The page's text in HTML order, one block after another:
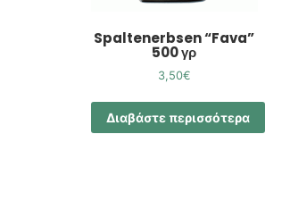
Spaltenerbsen “Fava”
500 γρ
3,50€
Διαβάστε περισσότερα